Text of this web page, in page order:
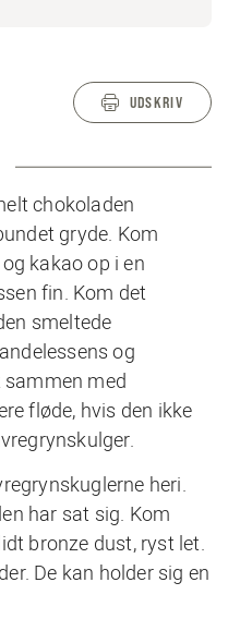
UDSKRIV
chokoladen
gryde. Kom
kakao op i en
fin. Kom det
smeltede
og
med
fløde, hvis den ikke
heri.
har sat sig. Kom
bronze dust, ryst let.
De kan holder sig en